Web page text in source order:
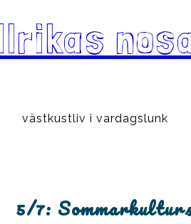
västkustliv i vardagslunk
5/7: